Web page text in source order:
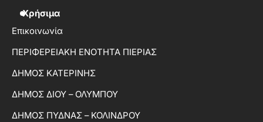
Χρήσιμα
Επικοινωνία
ΠΕΡΙΦΕΡΕΙΑΚΗ ΕΝΟΤΗΤΑ ΠΙΕΡΙΑΣ
ΔΗΜΟΣ ΚΑΤΕΡΙΝΗΣ
ΔΗΜΟΣ ΔΙΟΥ – ΟΛΥΜΠΟΥ
ΔΗΜΟΣ ΠΥΔΝΑΣ – ΚΟΛΙΝΔΡΟΥ